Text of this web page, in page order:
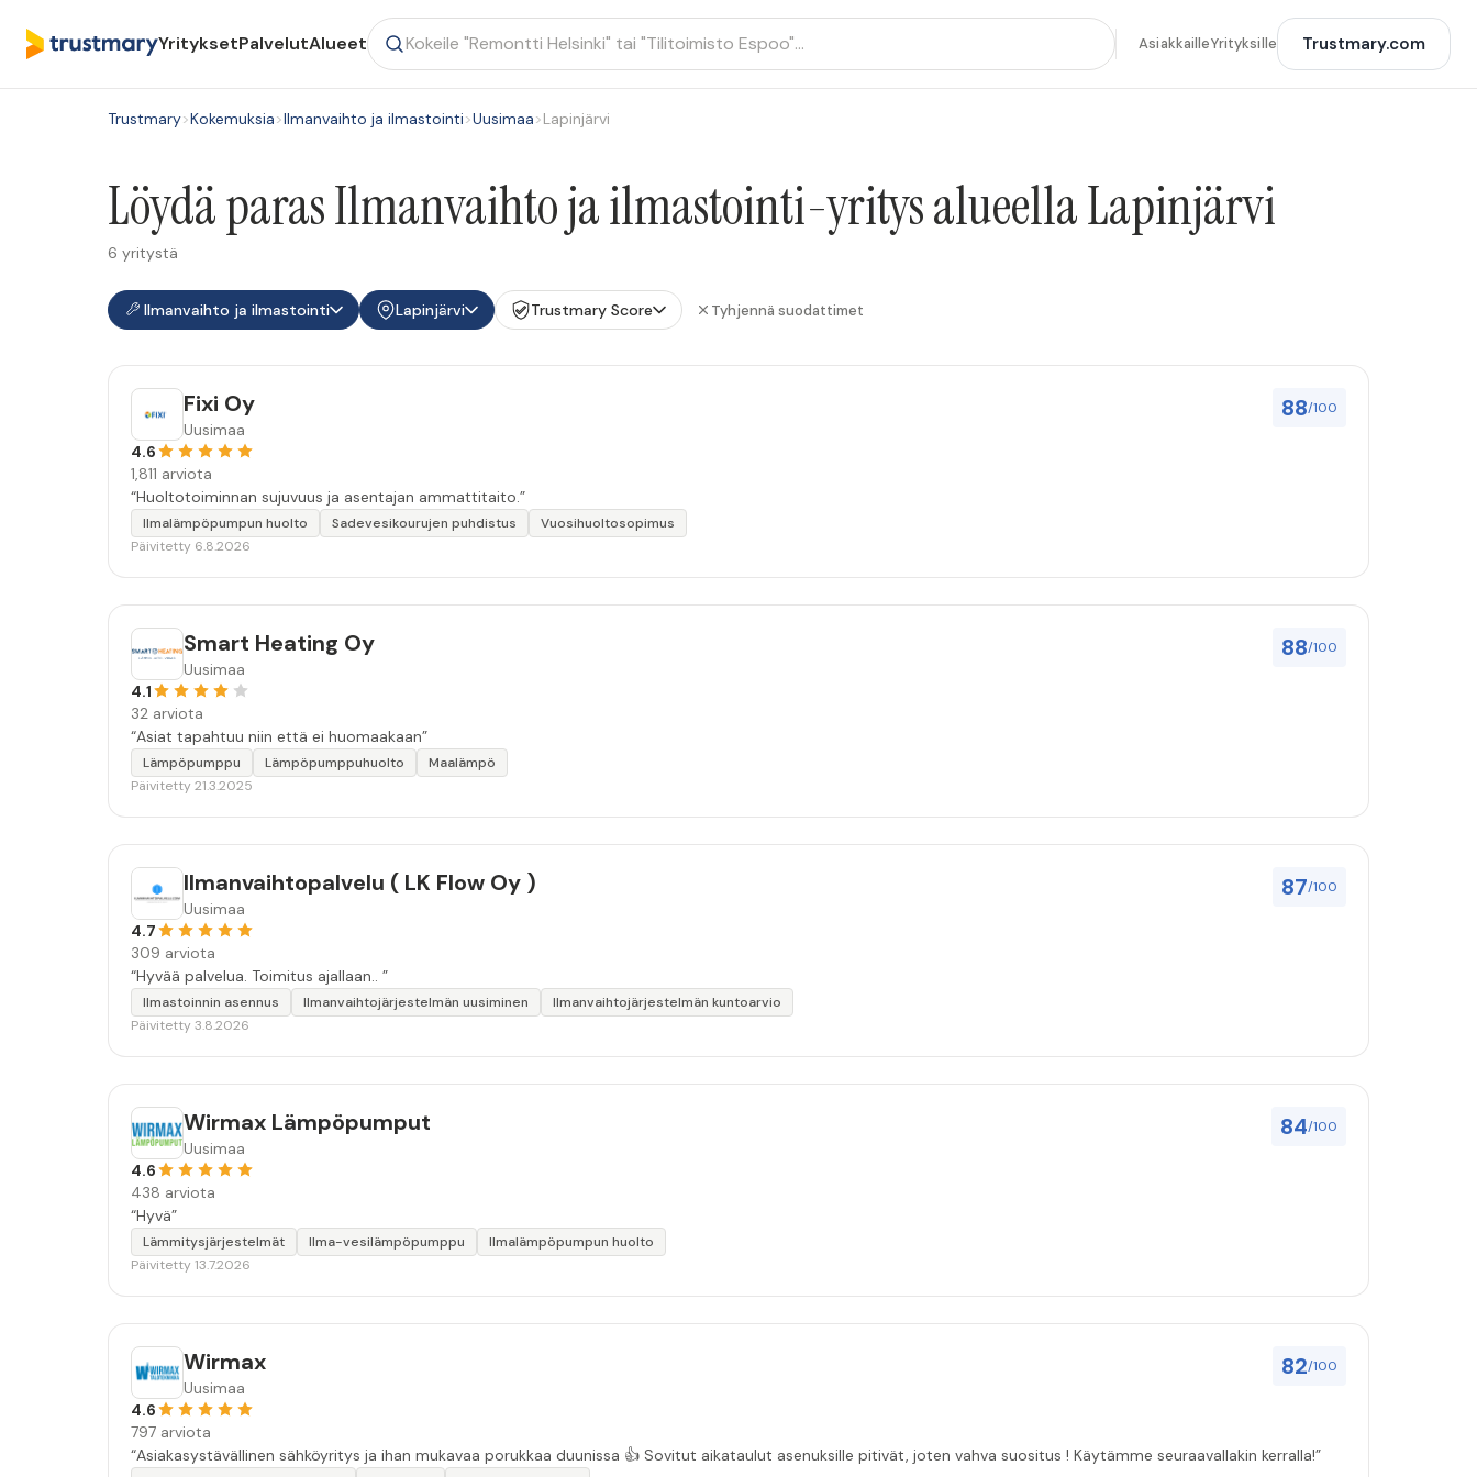
YrityksetPalvelutAlueet AsiakkailleYrityksille Trustmary.com
Trustmary>Kokemuksia>Ilmanvaihto ja ilmastointi>Uusimaa>Lapinjärvi
Löydä paras Ilmanvaihto ja ilmastointi-yritys alueella Lapinjärvi
6 yritystä
Ilmanvaihto ja ilmastointi Lapinjärvi Trustmary Score Tyhjennä suodattimet
88/100
Fixi Oy
Uusimaa
4.6
1,811 arviota
“Huoltotoiminnan sujuvuus ja asentajan ammattitaito.”
Ilmalämpöpumpun huolto Sadevesikourujen puhdistus
Vuosihuoltosopimus
Päivitetty 6.8.2026
88/100
Smart Heating Oy
Uusimaa
4.1
32 arviota
“Asiat tapahtuu niin että ei huomaakaan”
Lämpöpumppu Lämpöpumppuhuolto
Maalämpö
Päivitetty 21.3.2025
87/100
Ilmanvaihtopalvelu ( LK Flow Oy )
Uusimaa
4.7
309 arviota
“Hyvää palvelua. Toimitus ajallaan.. ”
Ilmastoinnin asennus Ilmanvaihtojärjestelmän uusiminen
Ilmanvaihtojärjestelmän kuntoarvio
Päivitetty 3.8.2026
84/100
Wirmax Lämpöpumput
Uusimaa
4.6
438 arviota
“Hyvä”
Lämmitysjärjestelmät Ilma-vesilämpöpumppu
Ilmalämpöpumpun huolto
Päivitetty 13.7.2026
82/100
Wirmax
Uusimaa
4.6
797 arviota
“Asiakasystävällinen sähköyritys ja ihan mukavaa porukkaa duunissa 👍 Sovitut aikataulut asenuksille pitivät, joten vahva suositus ! Käytämme seuraavallakin kerralla!”